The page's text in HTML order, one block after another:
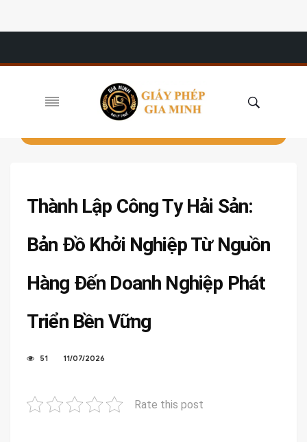
Thành Lập Công Ty Hải Sản:
Bản Đồ Khởi Nghiệp Từ Nguồn
Hàng Đến Doanh Nghiệp Phát
Triển Bền Vững
51 11/07/2026
Rate this post